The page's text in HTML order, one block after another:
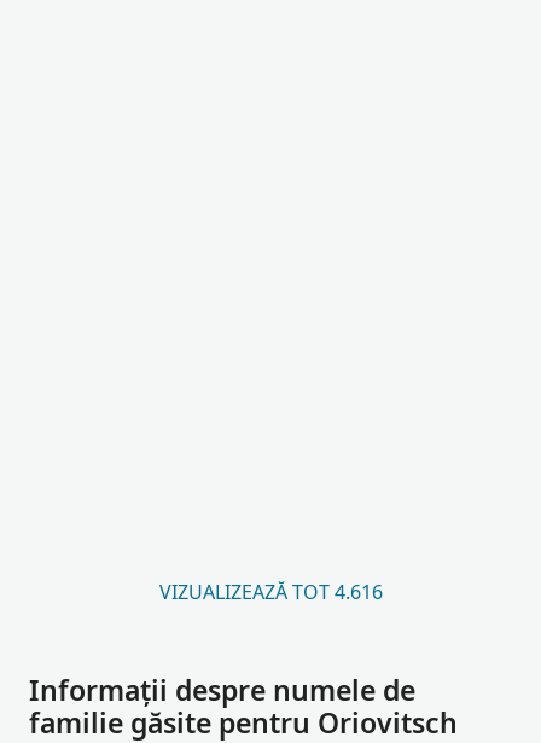
VIZUALIZEAZĂ TOT 4.616
Informații despre numele de
familie găsite pentru Oriovitsch